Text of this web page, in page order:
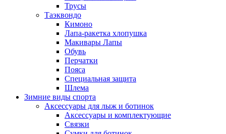
Трусы
Таэквондо
Кимоно
Лапа-ракетка хлопушка
Макивары Лапы
Обувь
Перчатки
Пояса
Специальная защита
Шлема
Зимние виды спорта
Аксессуары для лыж и ботинок
Аксессуары и комплектующие
Связки